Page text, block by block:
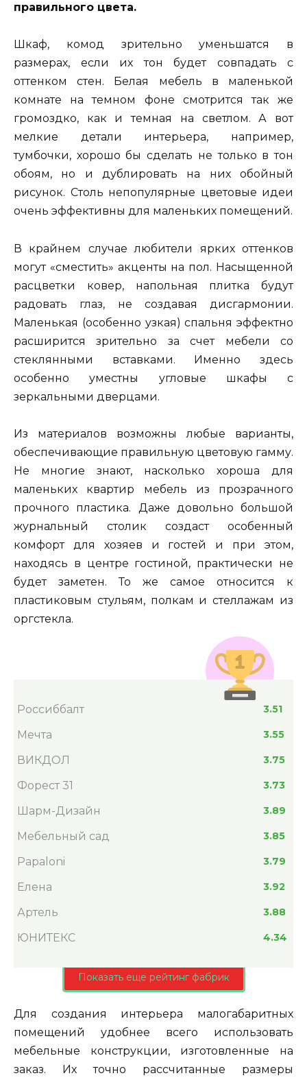
правильного цвета.
Шкаф, комод зрительно уменьшатся в
размерах, если их тон будет совпадать с
оттенком стен. Белая мебель в маленькой
комнате на темном фоне смотрится так же
громоздко, как и темная на светлом. А вот
мелкие детали интерьера, например,
тумбочки, хорошо бы сделать не только в тон
обоям, но и дублировать на них обойный
рисунок. Столь непопулярные цветовые идеи
очень эффективны для маленьких помещений.
В крайнем случае любители ярких оттенков
могут «сместить» акценты на пол. Насыщенной
расцветки ковер, напольная плитка будут
радовать глаз, не создавая дисгармонии.
Маленькая (особенно узкая) спальня эффектно
расширится зрительно за счет мебели со
стеклянными вставками. Именно здесь
особенно уместны угловые шкафы с
зеркальными дверцами.
Из материалов возможны любые варианты,
обеспечивающие правильную цветовую гамму.
Не многие знают, насколько хороша для
маленьких квартир мебель из прозрачного
прочного пластика. Даже довольно большой
журнальный столик создаст особенный
комфорт для хозяев и гостей и при этом,
находясь в центре гостиной, практически не
будет заметен. То же самое относится к
пластиковым стульям, полкам и стеллажам из
оргстекла.
Россиббалт 3.51
Мечта 3.55
ВИКДОЛ 3.75
Форест 31 3.73
Шарм-Дизайн 3.89
Мебельный сад 3.85
Papaloni 3.79
Елена 3.92
Артель 3.88
ЮНИТЕКС 4.34
Показать еще рейтинг фабрик
Для создания интерьера малогабаритных
помещений удобнее всего использовать
мебельные конструкции, изготовленные на
заказ. Их точно рассчитанные размеры